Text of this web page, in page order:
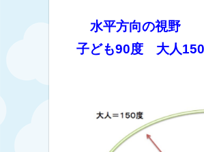
水平方向の視野
子ども90度 大人